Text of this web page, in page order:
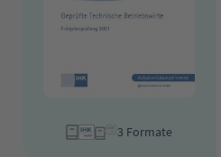
3 Formate